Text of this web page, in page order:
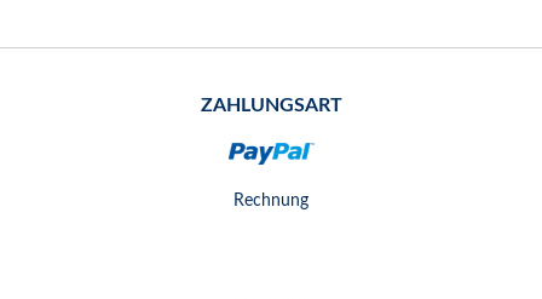
ZAHLUNGSART
Rechnung